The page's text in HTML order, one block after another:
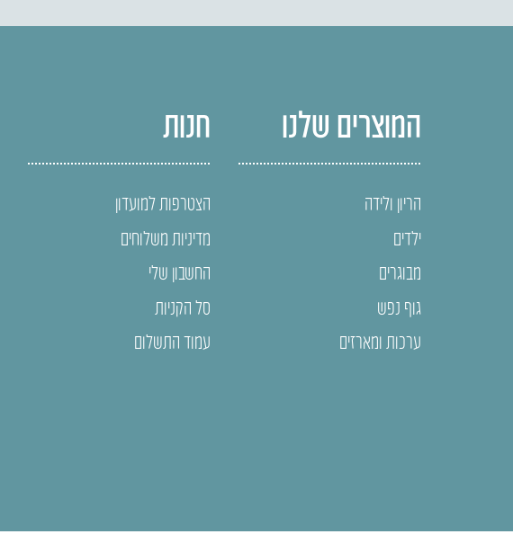
המוצרים שלנו
הריון ולידה
ילדים
מבוגרים
גוף נפש
ערכות ומארזים
חנות
הצטרפות למועדון
מדיניות משלוחים
החשבון שלי
סל הקניות
עמוד התשלום